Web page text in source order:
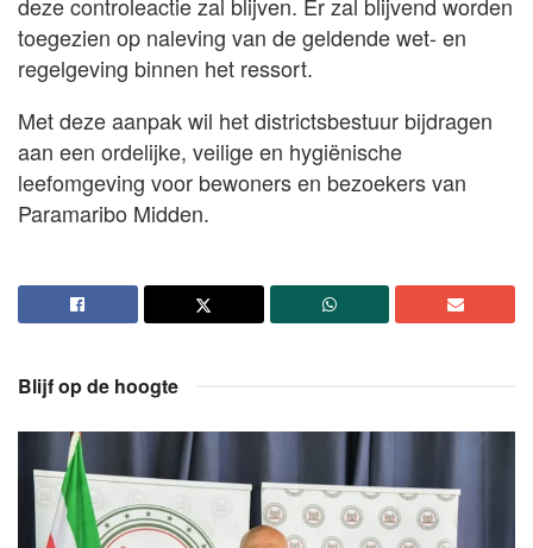
deze controleactie zal blijven. Er zal blijvend worden
toegezien op naleving van de geldende wet- en
regelgeving binnen het ressort.
Met deze aanpak wil het districtsbestuur bijdragen
aan een ordelijke, veilige en hygiënische
leefomgeving voor bewoners en bezoekers van
Paramaribo Midden.
Blijf op de hoogte